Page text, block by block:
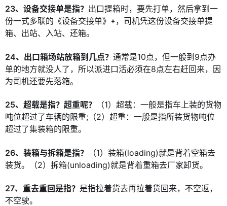
23、设备交接单是指？ 出口提箱时，要先打单，然后拿到一
份一式多联的《设备交接单》
，司机凭这份设备交接单提
箱、出站、入站、还箱。
24、出口箱场站放箱到几点？ 通常是10点，但一般到9点办
单的地方就没人了，所以派进口活必须在8点左右赶回来，因
为司机还要先落箱。
25、超载是指？超重呢？
（1）超载：一般是指车上装的货物
吨位超过了车辆的限重;（2）超重：一般是指所装货物吨位
超过了集装箱的限重。
26、装箱与拆箱是指？
（1）装箱(loading)就是背着空箱去
装货。（2）拆箱(unloading)就是背着重箱去厂家卸货。
27、重去重回是指？ 是指拉着货去再拉着货回来，不空返，
不空驶。